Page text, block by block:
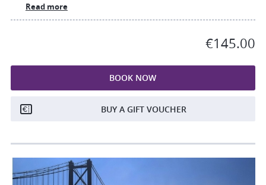
Read more
€145.00
BOOK NOW
BUY A GIFT VOUCHER